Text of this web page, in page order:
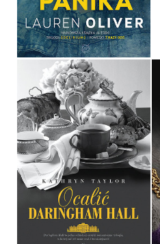
36,90 ZŁ
OCALIĆ DARINGHAM
HALL
KATHRYN TAYLOR
OPRAWA MIĘKKA
36,90 ZŁ